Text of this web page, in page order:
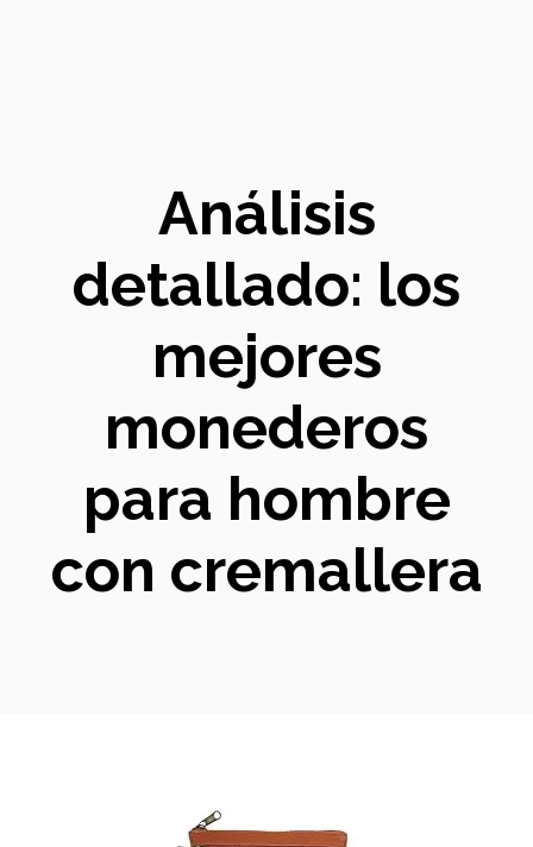
Análisis
detallado: los
mejores
monederos
para hombre
con cremallera